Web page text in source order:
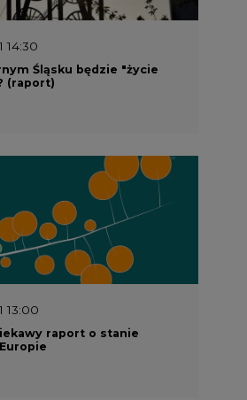
13:00
raport o stanie
10:30
bilans zasobów złóż
według stanu na 31